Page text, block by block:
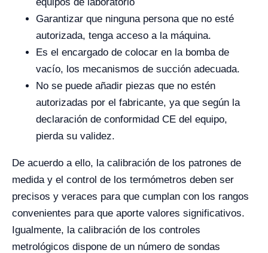
Garantizar que ninguna persona que no esté
autorizada, tenga acceso a la máquina.
Es el encargado de colocar en la bomba de
vacío, los mecanismos de succión adecuada.
No se puede añadir piezas que no estén
autorizadas por el fabricante, ya que según la
declaración de conformidad CE del equipo,
pierda su validez.
De acuerdo a ello, la calibración de los patrones de
medida y el control de los termómetros deben ser
precisos y veraces para que cumplan con los rangos
convenientes para que aporte valores significativos.
Igualmente, la calibración de los controles
metrológicos dispone de un número de sondas